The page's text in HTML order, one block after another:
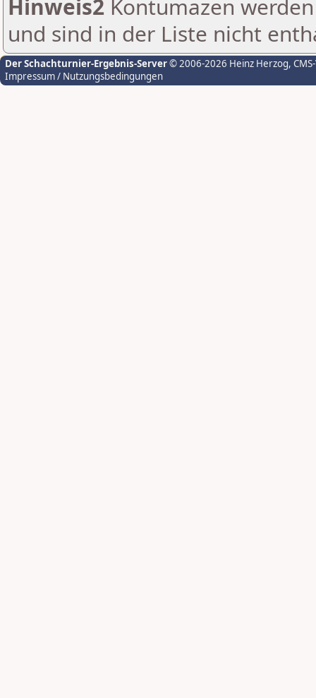
Hinweis2 Kontumazen
und sind in der Liste nicht
Der Schachturnier-Ergebnis-Server© 2006-2026 Heinz Herzog,
Impressum / Nutzungsbedingungen